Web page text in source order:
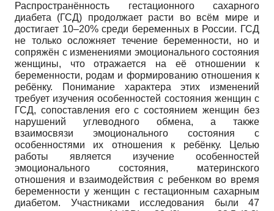
Распространённость гестационного сахарного
диабета (ГСД) продолжает расти во всём мире и
достигает 10–20% среди беременных в России. ГСД
не только осложняет течение беременности, но и
сопряжён с изменениями эмоционального состояния
женщины, что отражается на её отношении к
беременности, родам и формированию отношения к
ребёнку. Понимание характера этих изменений
требует изучения особенностей состояния женщин с
ГСД, сопоставления его с состоянием женщин без
нарушений углеводного обмена, а также
взаимосвязи эмоционального состояния с
особенностями их отношения к ребёнку. Целью
работы является изучение особенностей
эмоционального состояния, материнского
отношения и взаимодействия с ребенком во время
беременности у женщин с гестационным сахарным
диабетом. Участниками исследования были 47